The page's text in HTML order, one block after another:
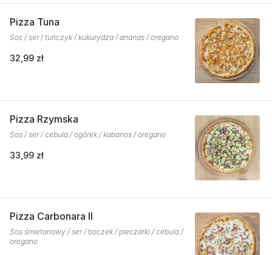
Pizza Tuna
Sos / ser / tuńczyk / kukurydza / ananas / oregano
32,99 zł
Pizza Rzymska
Sos / ser / cebula / ogórek / kabanos / oregano
33,99 zł
Pizza Carbonara II
Sos śmietanowy / ser / boczek / pieczarki / cebula /
oregano